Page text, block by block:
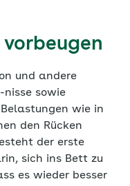
vorbeugen
und andere
sowie
wie in
den Rücken
der erste
sich ins Bett zu
es wieder besser